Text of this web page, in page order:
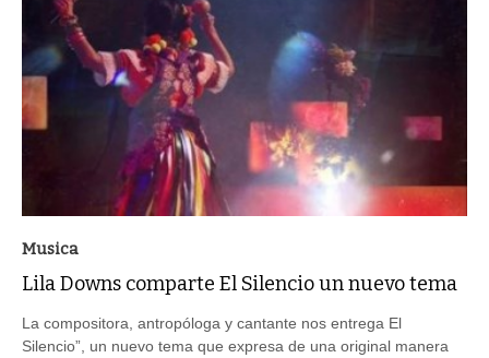
Lila Downs comparte El Silencio un nuevo tema
La compositora, antropóloga y cantante nos entrega El
Silencio”, un nuevo tema que expresa de una original manera
algunas de las tantas emociones que se viven día a día con el